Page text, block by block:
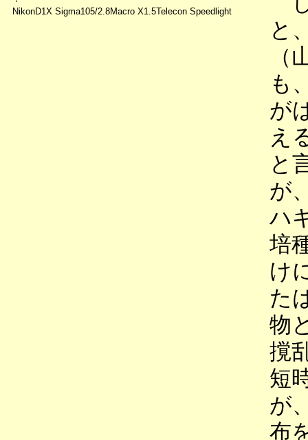
NikonD1X Sigma105/2.8Macro X1.5Telecon Speedlight
と
（
も
が
え
と
が
ハ
培
け
た
物
撹
短
が
布